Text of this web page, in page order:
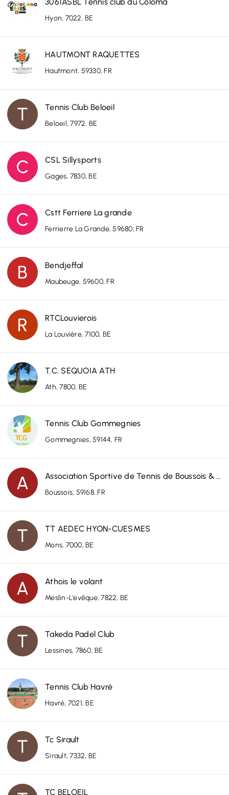
Hyon, 7022, BE
HAUTMONT RAQUETTES
Hautmont, 59330, FR
Tennis Club Beloeil
Beloeil, 7972, BE
CSL Sillysports
Gages, 7830, BE
Cstt Ferriere La grande
Ferrierre La Grande, 59680, FR
Bendjeffal
Maubeuge, 59600, FR
RTCLouvierois
La Louvière, 7100, BE
T.C. SEQUOIA ATH
Ath, 7800, BE
Tennis Club Gommegnies
Gommegnies, 59144, FR
Association Sportive de Tennis de Boussois & Recquignies
Boussois, 59168, FR
TT AEDEC HYON-CUESMES
Mons, 7000, BE
Athois le volant
Meslin-L’evêque, 7822, BE
Takeda Padel Club
Lessines, 7860, BE
Tennis Club Havré
Havré, 7021, BE
Tc Sirault
Sirault, 7332, BE
TC BELOEIL